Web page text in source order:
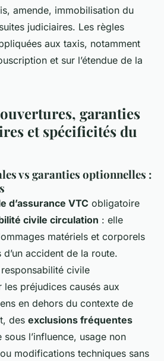
amende, immobilisation du
judiciaires. Les règles
aux taxis, notamment
et sur l’étendue de la
garanties
et spécificités du
vs garanties optionnelles :
d’assurance VTC obligatoire
civile circulation : elle
matériels et corporels
accident de la route.
responsabilité civile
préjudices causés aux
en dehors du contexte de
des exclusions fréquentes
l’influence, usage non
modifications techniques sans